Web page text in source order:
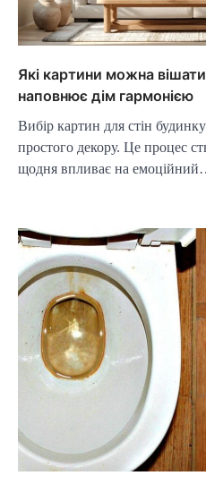
Які картини можна
наповнює дім гармонією
Вибір картин для стін
простого декору. Це процес
щодня впливає на